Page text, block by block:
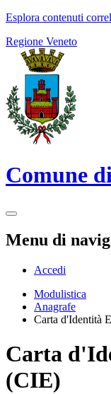
Esplora contenuti
Regione Veneto
Comune
Menu di
Accedi
Modulistica
Anagrafe
Carta d'Identità
Carta
(CIE)